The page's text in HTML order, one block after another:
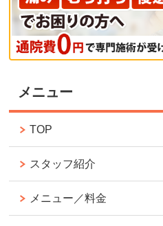
メニュー
TOP
スタッフ紹介
メニュー／料金